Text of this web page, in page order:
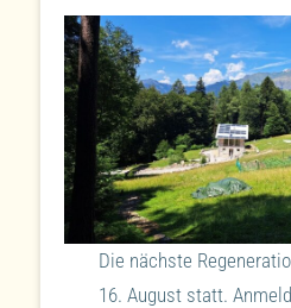
Die nächste
16. August statt.